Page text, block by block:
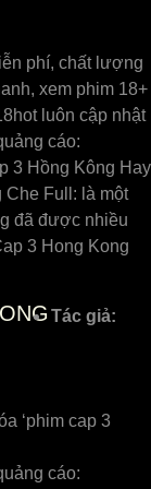
phí, chất lượng
xem phim 18+
luôn cập nhật
cáo:
3 Hồng Kông Hay
Che Full: là một
đã được nhiều
3 Hong Kong
Tác giả:
‘phim cap 3
cáo: